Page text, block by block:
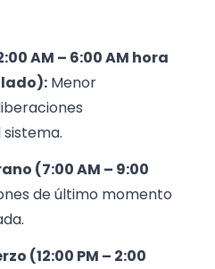
AM – 6:00 AM hora
Menor
(7:00 AM – 9:00
de último momento
(12:00 PM – 2:00